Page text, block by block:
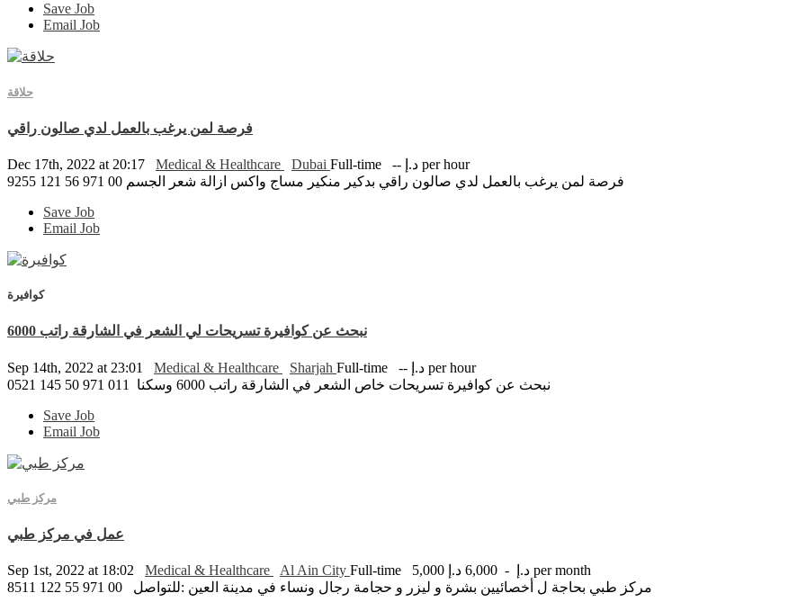
Save Job
Email Job
حلاقة
فرصة لمن يرغب بالعمل لدي صالون راقي
Dec 17th, 2022 at 20:17 Medical & Healthcare Dubai Full-time
-- د.إ per hour
فرصة لمن يرغب بالعمل لدي صالون راقي بدكير منكير مساج واكس ازالة شعر الجسم 00 971 56 121 9255
Save Job
Email Job
كوافيرة
نبحث عن كوافيرة تسريحات لي الشعر في الشارقة راتب 6000
Sep 14th, 2022 at 23:01 Medical & Healthcare Sharjah Full-time
-- د.إ per hour
نبحث عن كوافيرة تسريحات خاص الشعر في الشارقة راتب 6000 وسكنا 011 971 50 145 0521
Save Job
Email Job
مركز طبي
عمل في مركز طبي
Sep 1st, 2022 at 18:02 Medical & Healthcare Al Ain City Full-time
5,000 د.إ - 6,000 د.إ per month
مركز طبي بحاجة ل أخصائيين بشرة و ليزر و حجامة رجال ونساء في مدينة العين :للتواصل 00 971 55 122 8511